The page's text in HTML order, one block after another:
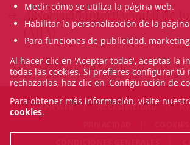
Associació Internacional de
(AIJA)
MAPA WEB ACCESIBILIDAD
Medir cómo se utiliza la página web.
Habilitar la personalización de la
Para funciones de publicidad,
Al hacer clic en 'Aceptar todas', aceptas la
todas las cookies. Si prefieres configurar tú
rechazarlas, haz clic en 'Configuración de
Para obtener más información, visite
cookies.